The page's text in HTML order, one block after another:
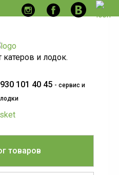
и лодок.
101 40 45 - сервис и
лодки
товаров